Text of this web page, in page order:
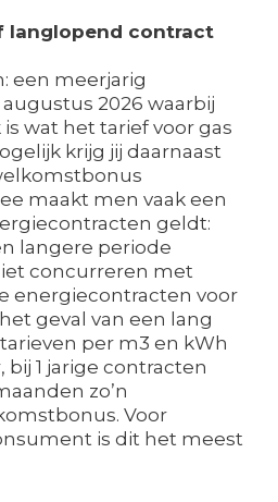
langlopend contract
een meerjarig
2026 waarbij
wat het tarief voor gas
krijg jij daarnaast
maakt men vaak een
geldt:
langere periode
concurreren met
energiecontracten voor
geval van een lang
per m3 en kWh
bij 1 jarige contracten
zo’n
Voor
is dit het meest